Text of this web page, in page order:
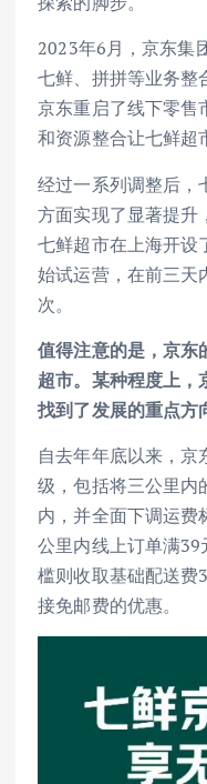
2023年6月，京东集
七鲜、拼拼等业务整
京东重启了线下零售
和资源整合让七鲜超
经过一系列调整后，
方面实现了显著提升
七鲜超市在上海开
始试运营，在前三天
次。
值得注意的是，京东
超市。某种程度上，
找到了发展的重点方
自去年年底以来，
级，包括将三公里内
内，并全面下调运费
公里内线上订单满
槛则收取基础配送费
接免邮费的优惠。